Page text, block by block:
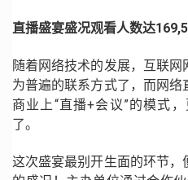
直播盛宴盛况观看人数达
随着网络技术的发展，互联
为普遍的联系方式了，而网络
商业上“直播+会议”的模式
了。
这次盛宴最别开生面的环节